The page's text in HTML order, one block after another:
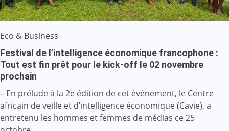
Eco & Business
Festival de l’intelligence économique francophone :
Tout est fin prêt pour le kick-off le 02 novembre
prochain
– En prélude à la 2e édition de cet évènement, le Centre
africain de veille et d’intelligence économique (Cavie), a
entretenu les hommes et femmes de médias ce 25